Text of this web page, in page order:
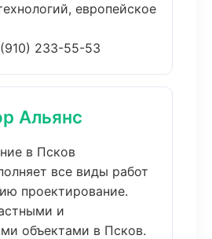
европейское
233-55-53
Альянс
в Псков
все виды работ
проектирование.
и
объектами в Псков.